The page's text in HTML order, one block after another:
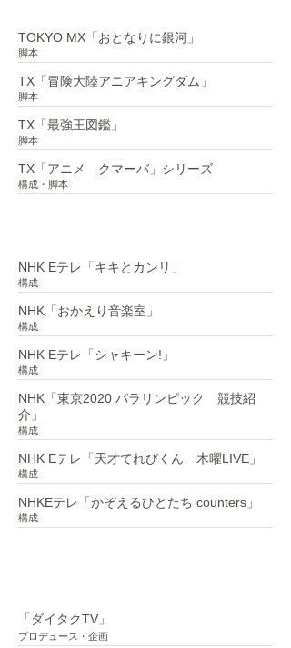
TOKYO MX「おとなりに銀河」
脚本
TX「冒険大陸アニアキングダム」
脚本
TX「最強王図鑑」
脚本
TX「アニメ クマーバ」シリーズ
構成・脚本
NHK Eテレ「キキとカンリ」
構成
NHK「おかえり音楽室」
構成
NHK Eテレ「シャキーン!」
構成
NHK「東京2020 パラリンピック 競技紹
介」
構成
NHK Eテレ「天才てれびくん 木曜LIVE」
構成
NHKEテレ「かぞえるひとたち counters」
構成
「ダイタクTV」
プロデュース・企画